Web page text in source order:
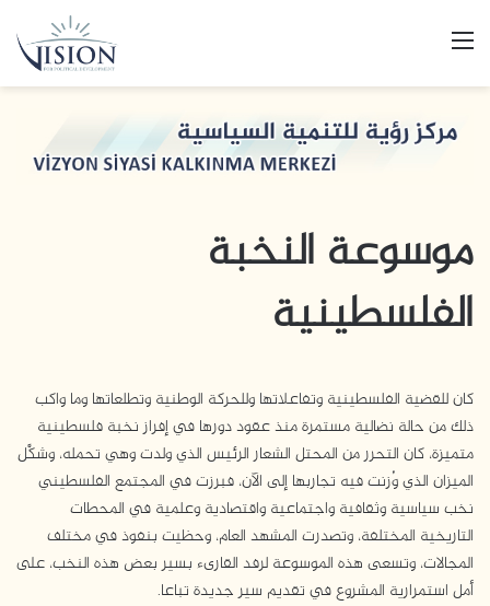
موسوعة النخبة
الفلسطينية
كان للقضية الفلسطينية وتفاعلاتها وللحركة الوطنية وتطلعاتها وما واكب
ذلك من حالة نضالية مستمرة منذ عقود دورها في إفراز نخبة فلسطينية
متميزة، كان التحرر من المحتل الشعار الرئيس الذي ولدت وهي تحمله، وشكَّل
الميزان الذي وُزنت فيه تجاربها إلى الآن، فبرزت في المجتمع الفلسطيني
نخب سياسية وثقافية واجتماعية واقتصادية وعلمية في المحطات
التاريخية المختلفة، وتصدرت المشهد العام، وحظيت بنفوذ في مختلف
المجالات، وتسعى هذه الموسوعة لرفد القارىء بسير بعض هذه النخب، على
أمل استمرارية المشروع في تقديم سير جديدة تباعا.